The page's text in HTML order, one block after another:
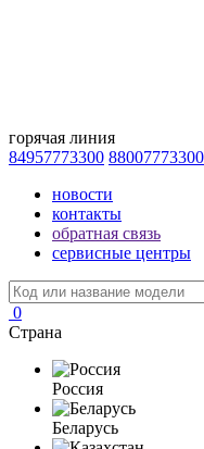
горячая линия
84957773300 88007773300
новости
контакты
обратная связь
сервисные центры
0
Страна
Россия
Беларусь